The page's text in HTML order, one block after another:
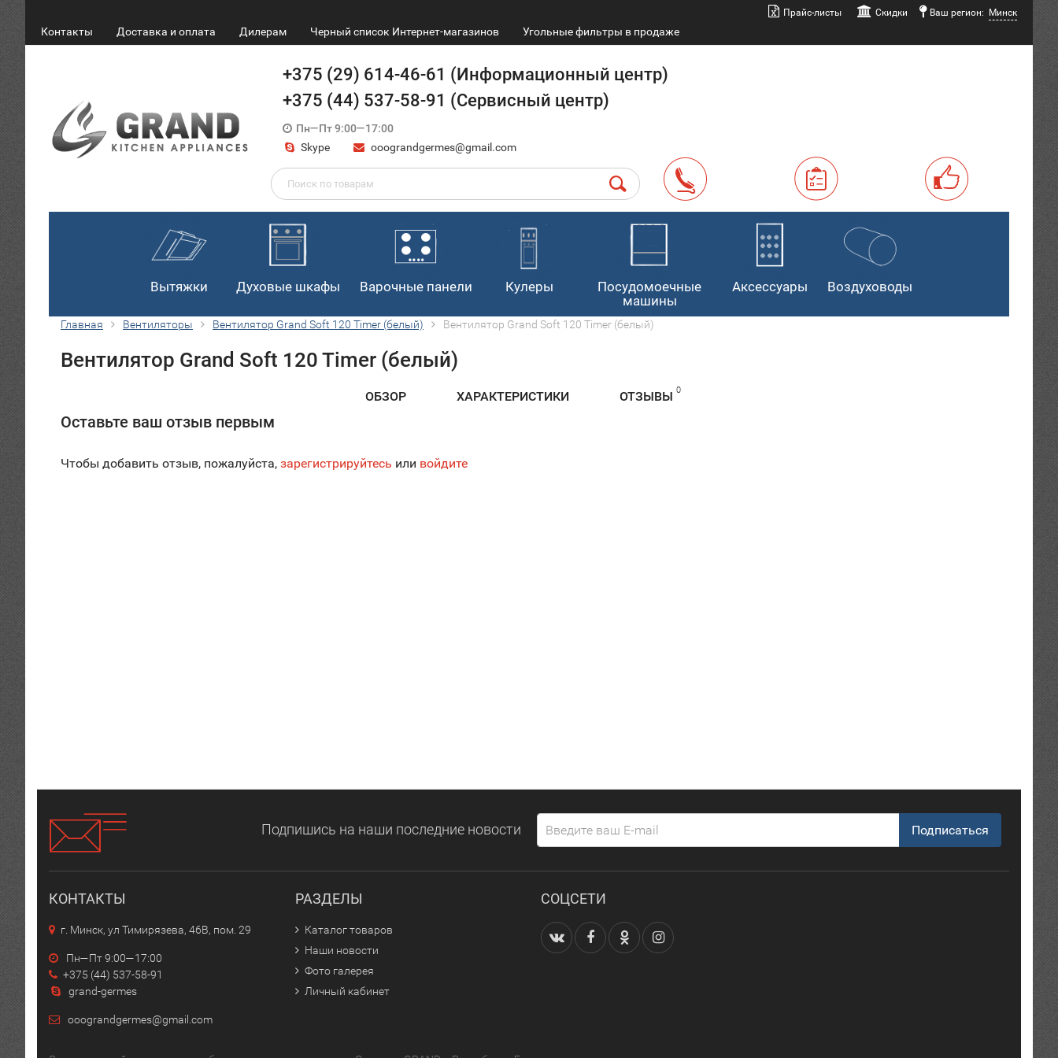
Прайс-листы Скидки Ваш регион: Минск
Контакты Доставка и оплата Дилерам Черный список Интернет-магазинов Угольные фильтры в продаже
+375 (29) 614-46-61 (Информационный центр)
+375 (44) 537-58-91 (Сервисный центр)
Пн—Пт 9:00—17:00
Skype
ooograndgermes@gmail.com
Вытяжки Духовые шкафы Варочные панели Кулеры
Посудомоечные
машины
Аксессуары Воздуховоды
Главная Вентиляторы Вентилятор Grand Soft 120 Timer (белый) Вентилятор Grand Soft 120 Timer (белый)
Вентилятор Grand Soft 120 Timer (белый)
ОБЗОР ХАРАКТЕРИСТИКИ ОТЗЫВЫ 0
Оставьте ваш отзыв первым
Чтобы добавить отзыв, пожалуйста, зарегистрируйтесь или войдите
Подпишись на наши последние новости Подписаться
КОНТАКТЫ
г. Минск, ул Тимирязева, 46В, пом. 29
Пн—Пт 9:00—17:00
+375 (44) 537-58-91
grand-germes
ooograndgermes@gmail.com
РАЗДЕЛЫ
Каталог товаров
Наши новости
Фото галерея
Личный кабинет
СОЦСЕТИ